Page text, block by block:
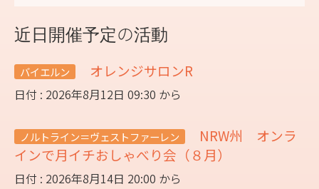
近日開催予定の活動
バイエルン オレンジサロンR
日付 : 2026年8月12日 09:30 から
ノルトライン＝ヴェストファーレン
NRW州 オンラ
インで月イチおしゃべり会（８月）
日付 : 2026年8月14日 20:00 から